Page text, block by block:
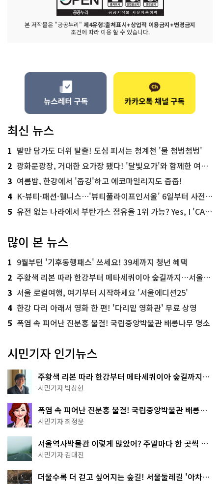
본 저작물은 "공공누리" 제4유형:출처표시+상업적 이용금지+변경금지
조건에 따라 이용 할 수 있습니다.
최신 뉴스
1 발만 담가도 더위 탈출! 도심 피서는 청계천 '물 첨벙첨벙'
2 광화문광장, 거대한 요가장 됐다! '달빛요가'와 함께한 여름밤 힐링
3 여름밤, 한강에서 '줍깅'하고 에코마일리지도 줍줍!
4 K-뷰티·패션·웰니스…'뷰티풀라이프인서울' 6일부터 사전 예약
5 유전 없는 나라에서 부탄가스 점유율 1위 가능? Yes, I 'CAN'
많이 본 뉴스
1 9월부턴 '기후동행패스' 쓰세요! 39세까지 청년 혜택
2 주황색 리본 따라 한강부터 메타세쿼이아 숲길까지…서울둘레길 15코스
3 서울 로컬여행, 여기부터 시작하세요 '서울에디션25'
4 한강 다리 아래서 영화 한 편! '다리밑 영화관' 무료 상영
5 폭염 속 피어난 진분홍 물결! 국립중앙박물관 배롱나무 명소
시민기자 인기뉴스
주황색 리본 따라 한강부터 메타세쿼이아 숲길까지…
서울둘레길 15코스
시민기자 박상현
폭염 속 피어난 진분홍 물결! 국립중앙박물관 배롱나
무 명소
시민기자 최정윤
서울역사박물관 이렇게 많았어? 주말마다 한 곳씩 떠
나는 역사 산책
시민기자 김대진
더울수록 더 걷고 싶어지는 숲길! 서울둘레길 '아차산